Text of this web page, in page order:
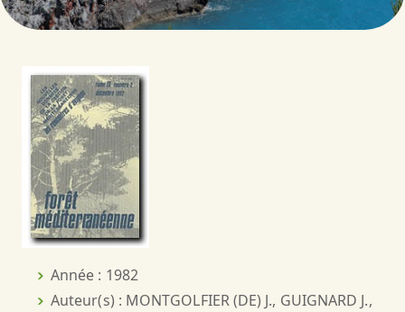
Année : 1982
Auteur(s) : MONTGOLFIER (DE) J., GUIGNARD J.,